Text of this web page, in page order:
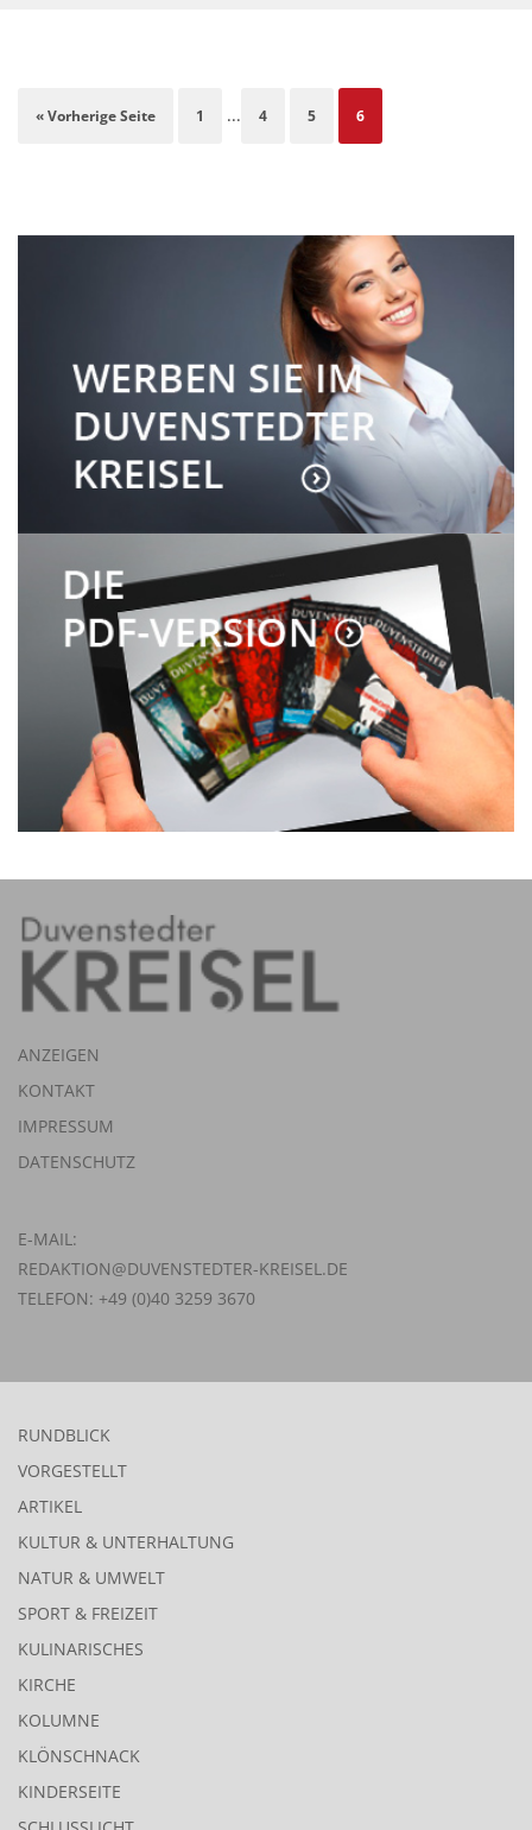
« Vorherige Seite 1 ... 4 5 6
ANZEIGEN
KONTAKT
IMPRESSUM
DATENSCHUTZ
E-MAIL:
REDAKTION@DUVENSTEDTER-KREISEL.DE
TELEFON: +49 (0)40 3259 3670
RUNDBLICK
VORGESTELLT
ARTIKEL
KULTUR & UNTERHALTUNG
NATUR & UMWELT
SPORT & FREIZEIT
KULINARISCHES
KIRCHE
KOLUMNE
KLÖNSCHNACK
KINDERSEITE